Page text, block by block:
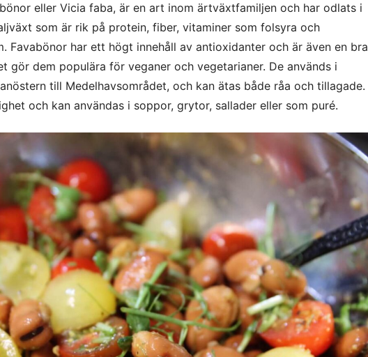
eller Vicia faba, är en art inom ärtväxtfamiljen och har odlats i
som är rik på protein, fiber, vitaminer som folsyra och
Favabönor har ett högt innehåll av antioxidanter och är även en bra
gör dem populära för veganer och vegetarianer. De används i
till Medelhavsområdet, och kan ätas både råa och tillagade.
och kan användas i soppor, grytor, sallader eller som puré.